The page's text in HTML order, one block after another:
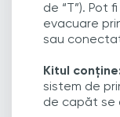
de “T”). Pot
evacuare
sau
Kitul
sistem de
de capăt se